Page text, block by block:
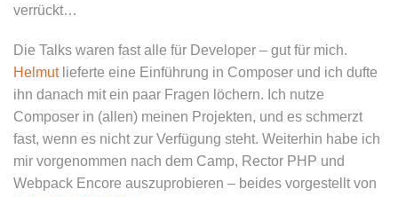
verrückt…
Die Talks waren fast alle für Developer – gut für mich.
Helmutlieferte eine Einführung in Composer und ich dufte
ihn danach mit ein paar Fragen löchern. Ich nutze
Composer in (allen) meinen Projekten, und es schmerzt
fast, wenn es nicht zur Verfügung steht. Weiterhin habe ich
mir vorgenommen nach dem Camp, Rector PHP und
Webpack Encore auszuprobieren – beides vorgestellt von